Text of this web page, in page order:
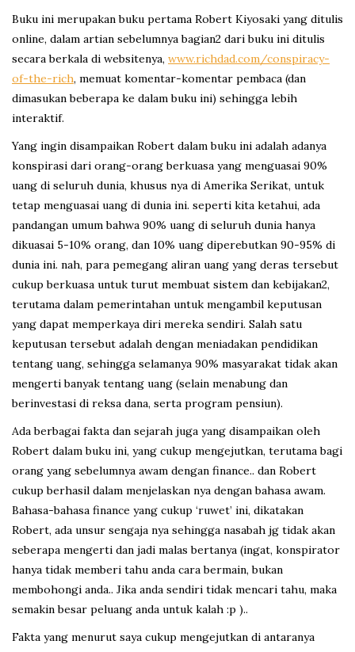
Buku ini merupakan buku pertama Robert Kiyosaki yang ditulis
online, dalam artian sebelumnya bagian2 dari buku ini ditulis
secara berkala di websitenya, www.richdad.com/conspiracy-
of-the-rich, memuat komentar-komentar pembaca (dan
dimasukan beberapa ke dalam buku ini) sehingga lebih
interaktif.
Yang ingin disampaikan Robert dalam buku ini adalah adanya
konspirasi dari orang-orang berkuasa yang menguasai 90%
uang di seluruh dunia, khusus nya di Amerika Serikat, untuk
tetap menguasai uang di dunia ini. seperti kita ketahui, ada
pandangan umum bahwa 90% uang di seluruh dunia hanya
dikuasai 5-10% orang, dan 10% uang diperebutkan 90-95% di
dunia ini. nah, para pemegang aliran uang yang deras tersebut
cukup berkuasa untuk turut membuat sistem dan kebijakan2,
terutama dalam pemerintahan untuk mengambil keputusan
yang dapat memperkaya diri mereka sendiri. Salah satu
keputusan tersebut adalah dengan meniadakan pendidikan
tentang uang, sehingga selamanya 90% masyarakat tidak akan
mengerti banyak tentang uang (selain menabung dan
berinvestasi di reksa dana, serta program pensiun).
Ada berbagai fakta dan sejarah juga yang disampaikan oleh
Robert dalam buku ini, yang cukup mengejutkan, terutama bagi
orang yang sebelumnya awam dengan finance.. dan Robert
cukup berhasil dalam menjelaskan nya dengan bahasa awam.
Bahasa-bahasa finance yang cukup ‘ruwet’ ini, dikatakan
Robert, ada unsur sengaja nya sehingga nasabah jg tidak akan
seberapa mengerti dan jadi malas bertanya (ingat, konspirator
hanya tidak memberi tahu anda cara bermain, bukan
membohongi anda.. Jika anda sendiri tidak mencari tahu, maka
semakin besar peluang anda untuk kalah :p )..
Fakta yang menurut saya cukup mengejutkan di antaranya